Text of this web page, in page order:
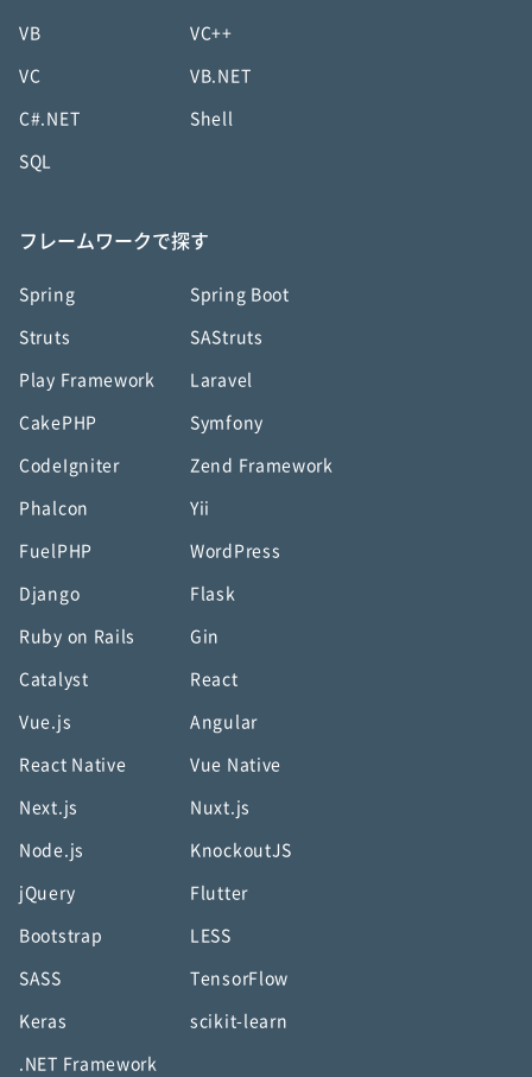
VB VC++
VC VB.NET
C#.NET Shell
SQL
フレームワークで探す
Spring Spring Boot
Struts SAStruts
Play Framework Laravel
CakePHP Symfony
CodeIgniter Zend Framework
Phalcon Yii
FuelPHP WordPress
Django Flask
Ruby on Rails Gin
Catalyst React
Vue.js Angular
React Native Vue Native
Next.js Nuxt.js
Node.js KnockoutJS
jQuery Flutter
Bootstrap LESS
SASS TensorFlow
Keras scikit-learn
.NET Framework